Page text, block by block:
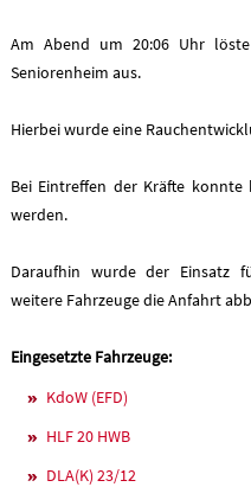
Am Abend um 20:06 Uhr
Seniorenheim aus.
Hierbei wurde eine
Bei Eintreffen der Kräfte
werden.
Daraufhin wurde der Einsatz
weitere Fahrzeuge die Anfahrt
Eingesetzte Fahrzeuge:
KdoW (EFD)
HLF 20 HWB
DLA(K) 23/12